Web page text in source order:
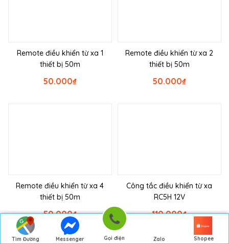
Tìm Đường
Messenger Gọi điện Zalo Shopee
Remote điều khiển từ xa 1
thiết bị 50m
₫
50.000
Remote điều khiển từ xa 2
thiết bị 50m
₫
50.000
Remote điều khiển từ xa 4
thiết bị 50m
₫
50.000
Công tắc điều khiển từ xa
RC5H 12V
₫
110.000